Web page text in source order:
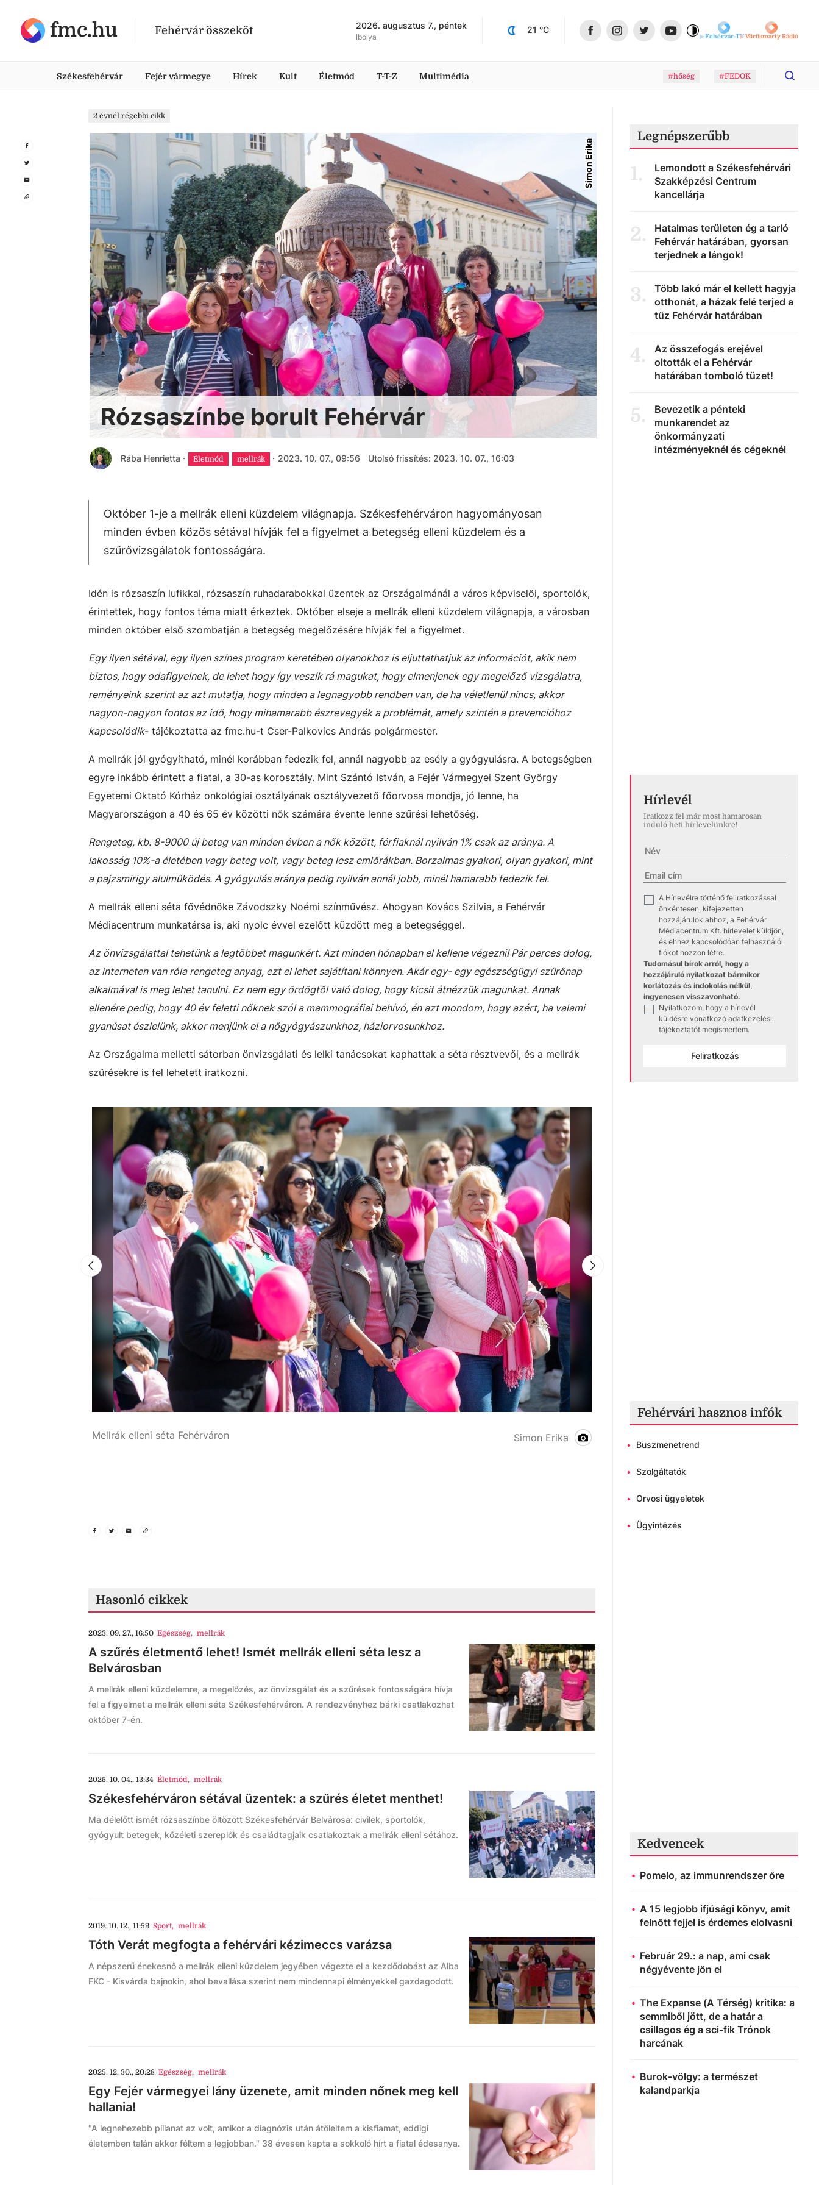
fmc.hu Fehérvár összeköt 2026. augusztus 7., péntek
Ibolya
21 °C
Fehérvár-TVVörösmarty Rádió
Székesfehérvár Fejér vármegye Hírek Kult Életmód T-T-Z Multimédia #hőség #FEDOK
2 évnél régebbi cikk
Simon Erika
Rózsaszínbe borult Fehérvár
Rába Henrietta · Életmód mellrák · 2023. 10. 07., 09:56 Utolsó frissítés: 2023. 10. 07., 16:03
Október 1-je a mellrák elleni küzdelem világnapja. Székesfehérváron hagyományosan
minden évben közös sétával hívják fel a figyelmet a betegség elleni küzdelem és a
szűrővizsgálatok fontosságára.
Idén is rózsaszín lufikkal, rózsaszín ruhadarabokkal üzentek az Országalmánál a város képviselői, sportolók,
érintettek, hogy fontos téma miatt érkeztek. Október elseje a mellrák elleni küzdelem világnapja, a városban
minden október első szombatján a betegség megelőzésére hívják fel a figyelmet.
Egy ilyen sétával, egy ilyen színes program keretében olyanokhoz is eljuttathatjuk az információt, akik nem
biztos, hogy odafigyelnek, de lehet hogy így veszik rá magukat, hogy elmenjenek egy megelőző vizsgálatra,
reményeink szerint az azt mutatja, hogy minden a legnagyobb rendben van, de ha véletlenül nincs, akkor
nagyon-nagyon fontos az idő, hogy mihamarabb észrevegyék a problémát, amely szintén a prevencióhoz
kapcsolódik- tájékoztatta az fmc.hu-t Cser-Palkovics András polgármester.
A mellrák jól gyógyítható, minél korábban fedezik fel, annál nagyobb az esély a gyógyulásra. A betegségben
egyre inkább érintett a fiatal, a 30-as korosztály. Mint Szántó István, a Fejér Vármegyei Szent György
Egyetemi Oktató Kórház onkológiai osztályának osztályvezető főorvosa mondja, jó lenne, ha
Magyarországon a 40 és 65 év közötti nők számára évente lenne szűrési lehetőség.
Rengeteg, kb. 8-9000 új beteg van minden évben a nők között, férfiaknál nyilván 1% csak az aránya. A
lakosság 10%-a életében vagy beteg volt, vagy beteg lesz emlőrákban. Borzalmas gyakori, olyan gyakori, mint
a pajzsmirigy alulműködés. A gyógyulás aránya pedig nyilván annál jobb, minél hamarabb fedezik fel.
A mellrák elleni séta fővédnöke Závodszky Noémi színművész. Ahogyan Kovács Szilvia, a Fehérvár
Médiacentrum munkatársa is, aki nyolc évvel ezelőtt küzdött meg a betegséggel.
Az önvizsgálattal tehetünk a legtöbbet magunkért. Azt minden hónapban el kellene végezni! Pár perces dolog,
az interneten van róla rengeteg anyag, ezt el lehet sajátítani könnyen. Akár egy- egy egészségügyi szűrőnap
alkalmával is meg lehet tanulni. Ez nem egy ördögtől való dolog, hogy kicsit átnézzük magunkat. Annak
ellenére pedig, hogy 40 év feletti nőknek szól a mammográfiai behívó, én azt mondom, hogy azért, ha valami
gyanúsat észlelünk, akkor menjünk el a nőgyógyászunkhoz, háziorvosunkhoz.
Az Országalma melletti sátorban önvizsgálati és lelki tanácsokat kaphattak a séta résztvevői, és a mellrák
szűrésekre is fel lehetett iratkozni.
Mellrák elleni séta Fehérváron Simon Erika
Hasonló cikkek
2023. 09. 27., 16:50 Egészség, mellrák
A szűrés életmentő lehet! Ismét mellrák elleni séta lesz a
Belvárosban
A mellrák elleni küzdelemre, a megelőzés, az önvizsgálat és a szűrések fontosságára hívja
fel a figyelmet a mellrák elleni séta Székesfehérváron. A rendezvényhez bárki csatlakozhat
október 7-én.
2025. 10. 04., 13:34 Életmód, mellrák
Székesfehérváron sétával üzentek: a szűrés életet menthet!
Ma délelőtt ismét rózsaszínbe öltözött Székesfehérvár Belvárosa: civilek, sportolók,
gyógyult betegek, közéleti szereplők és családtagjaik csatlakoztak a mellrák elleni sétához.
2019. 10. 12., 11:59 Sport, mellrák
Tóth Verát megfogta a fehérvári kézimeccs varázsa
A népszerű énekesnő a mellrák elleni küzdelem jegyében végezte el a kezdődobást az Alba
FKC - Kisvárda bajnokin, ahol bevallása szerint nem mindennapi élményekkel gazdagodott.
2025. 12. 30., 20:28 Egészség, mellrák
Egy Fejér vármegyei lány üzenete, amit minden nőnek meg kell
hallania!
"A legnehezebb pillanat az volt, amikor a diagnózis után átöleltem a kisfiamat, eddigi
életemben talán akkor féltem a legjobban." 38 évesen kapta a sokkoló hírt a fiatal édesanya.
Legnépszerűbb
1.
Lemondott a Székesfehérvári
Szakképzési Centrum
kancellárja
2.
Hatalmas területen ég a tarló
Fehérvár határában, gyorsan
terjednek a lángok!
3.
Több lakó már el kellett hagyja
otthonát, a házak felé terjed a
tűz Fehérvár határában
4.
Az összefogás erejével
oltották el a Fehérvár
határában tomboló tüzet!
5.
Bevezetik a pénteki
munkarendet az
önkormányzati
intézményeknél és cégeknél
Hírlevél
Iratkozz fel már most hamarosan
induló heti hírlevelünkre!
A Hírlevélre történő feliratkozással
önkéntesen, kifejezetten
hozzájárulok ahhoz, a Fehérvár
Médiacentrum Kft. hírlevelet küldjön,
és ehhez kapcsolódóan felhasználói
fiókot hozzon létre.
Tudomásul bírok arról, hogy a
hozzájáruló nyilatkozat bármikor
korlátozás és indokolás nélkül,
ingyenesen visszavonható.
Nyilatkozom, hogy a hírlevél
küldésre vonatkozó adatkezelési
tájékoztatót megismertem.
Feliratkozás
Fehérvári hasznos infók
• Buszmenetrend
• Szolgáltatók
• Orvosi ügyeletek
• Ügyintézés
Kedvencek
Pomelo, az immunrendszer őre
A 15 legjobb ifjúsági könyv, amit
felnőtt fejjel is érdemes elolvasni
Február 29.: a nap, ami csak
négyévente jön el
The Expanse (A Térség) kritika: a
semmiből jött, de a határ a
csillagos ég a sci-fik Trónok
harcának
Burok-völgy: a természet
kalandparkja